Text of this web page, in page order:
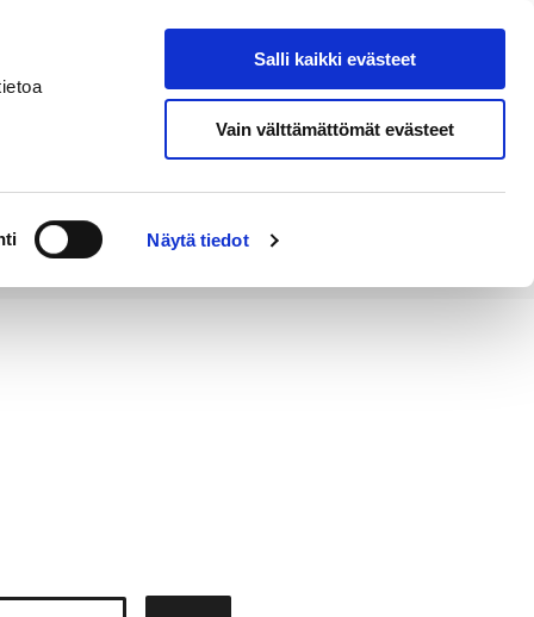
Näytä tiedot
Salli kaikki evästeet
Vain välttämättömät evästeet
Hae sivustolta